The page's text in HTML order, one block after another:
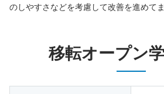
のしやすさなどを考慮して改善を進めてま
移転オープン